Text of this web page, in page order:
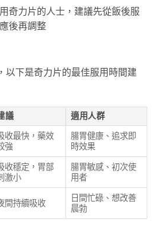
奇力片的人士，建議先從飯後服
後再調整
以下是奇力片的最佳服用時間建
議 適用人群
收最快，藥效
強
腸胃健康、追求即
時效果
收穩定，胃部
激小
腸胃敏感、初次使
用者
間持續吸收
日間忙碌、想改善
晨勃